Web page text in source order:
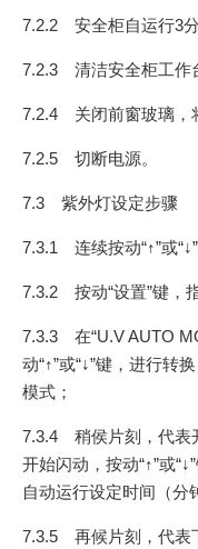
7.2.2 安全柜自运行3分
7.2.3 清洁安全柜工作
7.2.4 关闭前窗玻璃，
7.2.5 切断电源。
7.3 紫外灯设定步骤
7.3.1 连续按动“↑”或
7.3.2 按动“设置”键，
7.3.3 在“U.V AUTO
动“↑”或“↓”键，进行转
模式；
7.3.4 稍侯片刻，代表
开始闪动，按动“↑”或
自动运行设定时间（分
7.3.5 再候片刻，代表